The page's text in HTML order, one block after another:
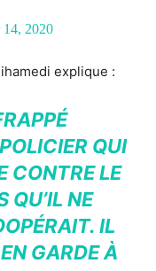
14, 2020
explique :
QUI
CONTRE LE
QU’IL NE
IL
GARDE À